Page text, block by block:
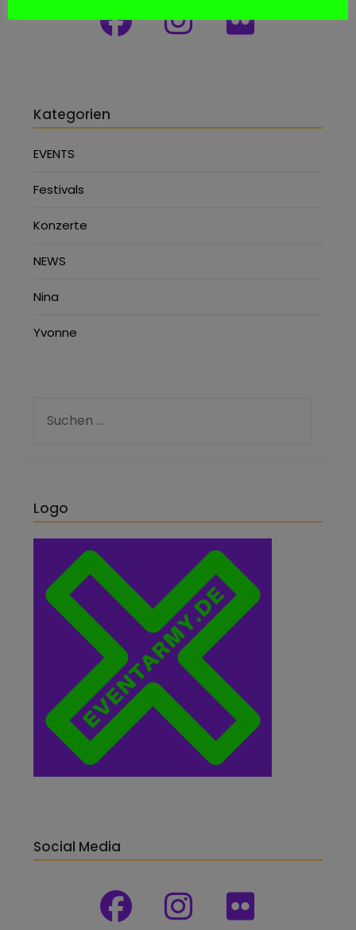
Kategorien
EVENTS
Festivals
Konzerte
NEWS
Nina
Yvonne
Logo
Social Media